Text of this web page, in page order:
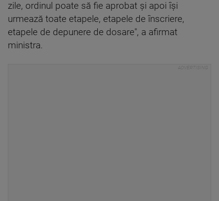
zile, ordinul poate să fie aprobat şi apoi îşi
urmează toate etapele, etapele de înscriere,
etapele de depunere de dosare", a afirmat
ministra.